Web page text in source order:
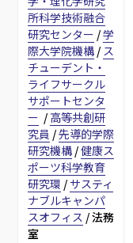
所科学技術融合
研究センター / 学
際大学院機構 / ス
チューデント・
ライフサークル
サポートセンタ
ー
  /
高等共創研
究員 / 先導的学際
研究機構 / 健康ス
ポーツ科学教育
研究環 / サスティ
ナブルキャンパ
スオフィス / 法務
室